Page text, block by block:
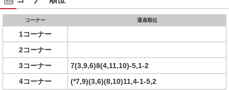
コーナー 通過順位
1コーナー
2コーナー
3コーナー
7(3,9,6)8(4,11,10)-5,1-2
4コーナー
(*7,9)(3,6)(8,10)11,4-1-5,2